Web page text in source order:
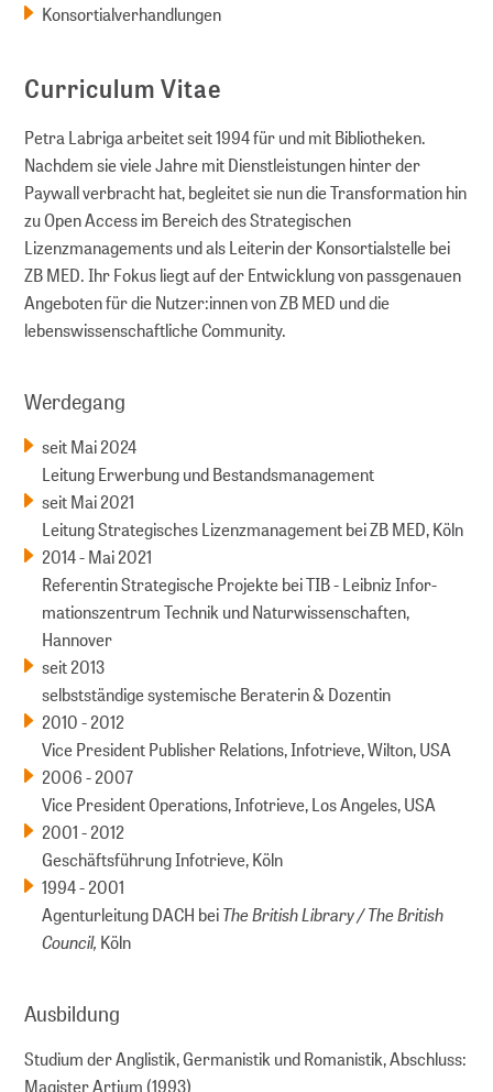
Konsortialverhandlungen
Curriculum Vitae
Petra Labriga arbeitet seit 1994 für und mit Bibliotheken.
Nachdem sie viele Jahre mit Dienstleistungen hinter der
Paywall verbracht hat, begleitet sie nun die Transformation hin
zu Open Access im Bereich des Strategischen
Lizenzmanagements und als Leiterin der Konsortialstelle bei
ZB MED. Ihr Fokus liegt auf der Entwicklung von passgenauen
Angeboten für die Nutzer:innen von ZB MED und die
lebenswissenschaftliche Community.
Werdegang
seit Mai 2024
Leitung Erwerbung und Bestandsmanagement
seit Mai 2021
Leitung Strategisches Lizenzmanagement bei ZB MED, Köln
2014 - Mai 2021
Referentin Strategische Projekte bei TIB - Leibniz Infor­
mations­zentrum Technik und Naturwissenschaften,
Hannover
seit 2013
selbstständige systemische Beraterin & Dozentin
2010 - 2012
Vice President Publisher Relations, Infotrieve, Wilton, USA
2006 - 2007
Vice President Operations, Infotrieve, Los Angeles, USA
2001 - 2012
Geschäftsführung Infotrieve, Köln
1994 - 2001
Agenturleitung DACH beiThe British Library / The British
Council, Köln
Ausbildung
Studium der Anglistik, Germanistik und Romanistik, Abschluss:
Magister Artium (1993)